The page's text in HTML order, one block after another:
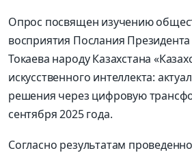
Опрос посвящен изучению
восприятия Послания
Токаева народу Казахстана
искусственного интеллекта:
решения через цифровую
сентября 2025 года.
Согласно результатам